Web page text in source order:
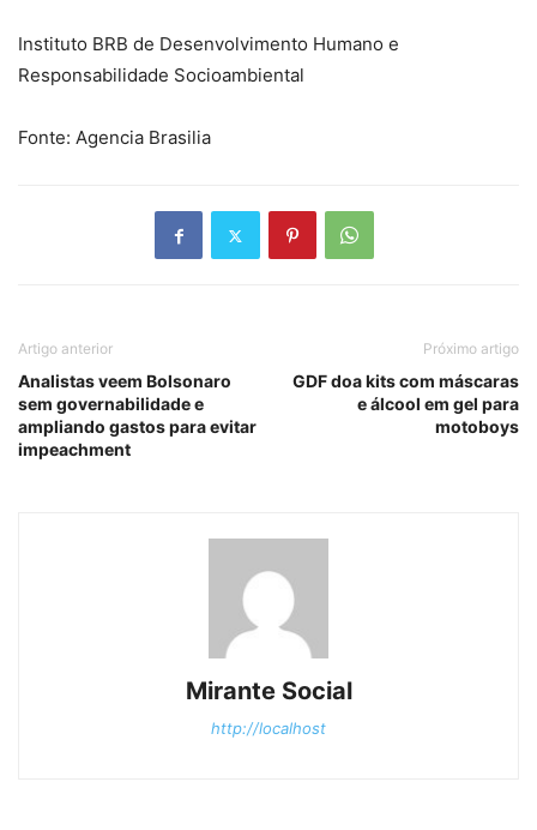
Instituto BRB de Desenvolvimento Humano e
Responsabilidade Socioambiental
Fonte: Agencia Brasilia
Artigo anterior
Analistas veem Bolsonaro
sem governabilidade e
ampliando gastos para evitar
impeachment
Próximo artigo
GDF doa kits com máscaras
e álcool em gel para
motoboys
Mirante Social
http://localhost